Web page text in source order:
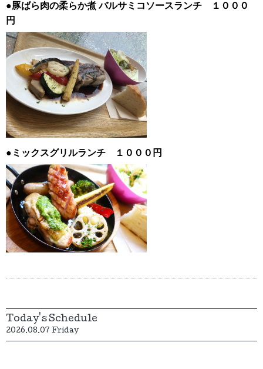
●豚ばら肉の柔らか煮バルサミコソースランチ １０００
円
●ミックスグリルランチ １０００円
Today's Schedule
2026.08.07 Friday